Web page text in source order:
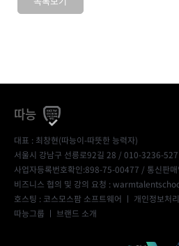
따능
대표 : 최창현(따능이-따뜻한 능력자)
서울시 강남구 선릉로92길 28 / 010-3236-
사업자등록번호확인:898-75-00477 / 통신판
비즈니스 협의 및 강의 요청 :
호스팅 : 코스모스팜 소프트웨어 ㅣ 개인정보처
따능그룹 ㅣ 브랜드 소개